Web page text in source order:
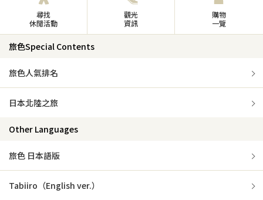
尋找
休閒活動
觀光
資訊
購物
一覽
旅色Special Contents
旅色人氣排名
日本北陸之旅
Other Languages
旅色 日本語版
Tabiiro（English ver.）